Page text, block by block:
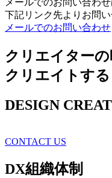
メールでのお問い合わせ
下記リンク先よりお問い
メールでのお問い合わせ
クリエイター
クリエイトする
DESIGN
CONTACT US
DX組織体制